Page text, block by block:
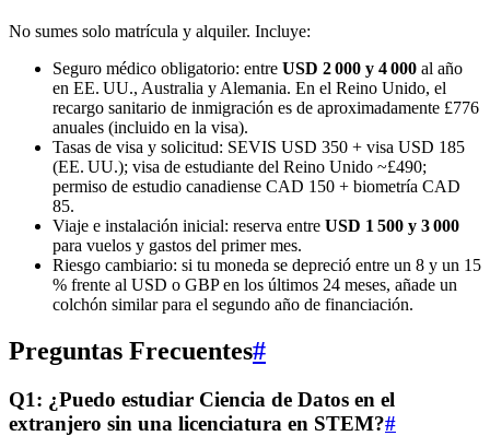
No sumes solo matrícula y alquiler. Incluye:
Seguro médico obligatorio: entre USD 2 000 y 4 000 al año
en EE. UU., Australia y Alemania. En el Reino Unido, el
recargo sanitario de inmigración es de aproximadamente £776
anuales (incluido en la visa).
Tasas de visa y solicitud: SEVIS USD 350 + visa USD 185
(EE. UU.); visa de estudiante del Reino Unido ~£490;
permiso de estudio canadiense CAD 150 + biometría CAD
85.
Viaje e instalación inicial: reserva entre USD 1 500 y 3 000
para vuelos y gastos del primer mes.
Riesgo cambiario: si tu moneda se depreció entre un 8 y un 15
% frente al USD o GBP en los últimos 24 meses, añade un
colchón similar para el segundo año de financiación.
Preguntas Frecuentes#
Q1: ¿Puedo estudiar Ciencia de Datos en el
extranjero sin una licenciatura en STEM?#